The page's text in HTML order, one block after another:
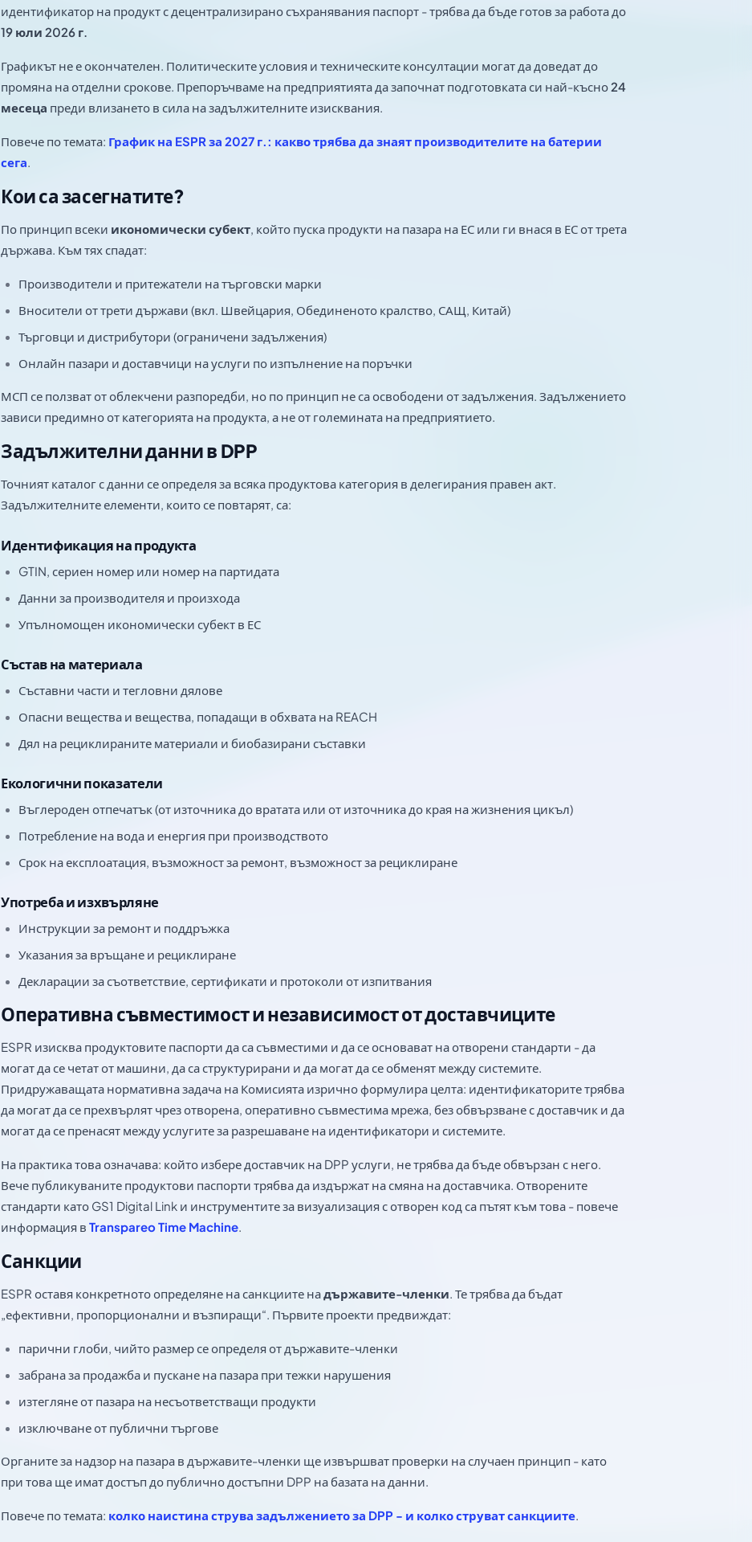
идентификатор на продукт с децентрализирано съхранявания паспорт - трябва да бъде готов за работа до
19 юли 2026 г.
Графикът не е окончателен. Политическите условия и техническите консултации могат да доведат до
промяна на отделни срокове. Препоръчваме на предприятията да започнат подготовката си най-късно24
месеца преди влизането в сила на задължителните изисквания.
Повече по темата: График на ESPR за 2027 г.: какво трябва да знаят производителите на батерии
сега.
Кои са засегнатите?
По принцип всеки икономически субект, който пуска продукти на пазара на ЕС или ги внася в ЕС от трета
държава. Към тях спадат:
Производители и притежатели на търговски марки
Вносители от трети държави (вкл. Швейцария, Обединеното кралство, САЩ, Китай)
Търговци и дистрибутори (ограничени задължения)
Онлайн пазари и доставчици на услуги по изпълнение на поръчки
МСП се ползват от облекчени разпоредби, но по принцип не са освободени от задължения. Задължението
зависи предимно от категорията на продукта, а не от големината на предприятието.
Задължителни данни в DPP
Точният каталог с данни се определя за всяка продуктова категория в делегирания правен акт.
Задължителните елементи, които се повтарят, са:
Идентификация на продукта
GTIN, сериен номер или номер на партидата
Данни за производителя и произхода
Упълномощен икономически субект в ЕС
Състав на материала
Съставни части и тегловни дялове
Опасни вещества и вещества, попадащи в обхвата на REACH
Дял на рециклираните материали и биобазирани съставки
Екологични показатели
Въглероден отпечатък (от източника до вратата или от източника до края на жизнения цикъл)
Потребление на вода и енергия при производството
Срок на експлоатация, възможност за ремонт, възможност за рециклиране
Употреба и изхвърляне
Инструкции за ремонт и поддръжка
Указания за връщане и рециклиране
Декларации за съответствие, сертификати и протоколи от изпитвания
Оперативна съвместимост и независимост от доставчиците
ESPR изисква продуктовите паспорти да са съвместими и да се основават на отворени стандарти - да
могат да се четат от машини, да са структурирани и да могат да се обменят между системите.
Придружаващата нормативна задача на Комисията изрично формулира целта: идентификаторите трябва
да могат да се прехвърлят чрез отворена, оперативно съвместима мрежа, без обвързване с доставчик и да
могат да се пренасят между услугите за разрешаване на идентификатори и системите.
На практика това означава: който избере доставчик на DPP услуги, не трябва да бъде обвързан с него.
Вече публикуваните продуктови паспорти трябва да издържат на смяна на доставчика. Отворените
стандарти като GS1 Digital Link и инструментите за визуализация с отворен код са пътят към това - повече
информация в Transpareo Time Machine.
Санкции
ESPR оставя конкретното определяне на санкциите надържавите-членки. Те трябва да бъдат
„ефективни, пропорционални и възпиращи“. Първите проекти предвиждат:
парични глоби, чийто размер се определя от държавите-членки
забрана за продажба и пускане на пазара при тежки нарушения
изтегляне от пазара на несъответстващи продукти
изключване от публични търгове
Органите за надзор на пазара в държавите-членки ще извършват проверки на случаен принцип - като
при това ще имат достъп до публично достъпни DPP на базата на данни.
Повече по темата: колко наистина струва задължението за DPP - и колко струват санкциите.